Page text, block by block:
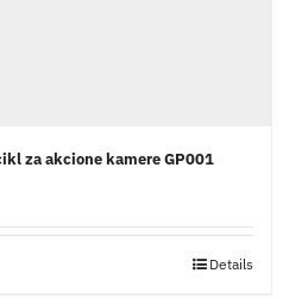
za akcione kamere GP001
Details